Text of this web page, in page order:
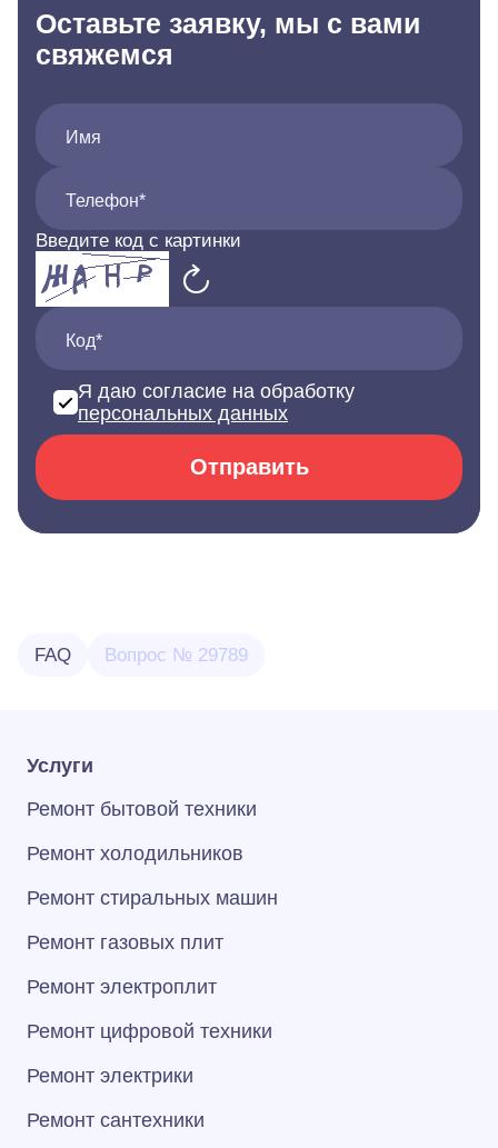
Оставьте заявку, мы с вами
свяжемся
Имя
Телефон*
Введите код с картинки
Код*
Я даю согласие на обработку
персональных данных
Отправить
FAQ Вопрос № 29789
Услуги
Ремонт бытовой техники
Ремонт холодильников
Ремонт стиральных машин
Ремонт газовых плит
Ремонт электроплит
Ремонт цифровой техники
Ремонт электрики
Ремонт сантехники